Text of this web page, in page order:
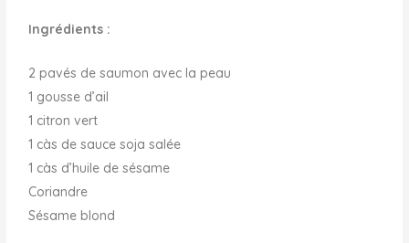
Ingrédients :
2 pavés de saumon avec la peau
1 gousse d’ail
1 citron vert
1 càs de sauce soja salée
1 càs d’huile de sésame
Coriandre
Sésame blond